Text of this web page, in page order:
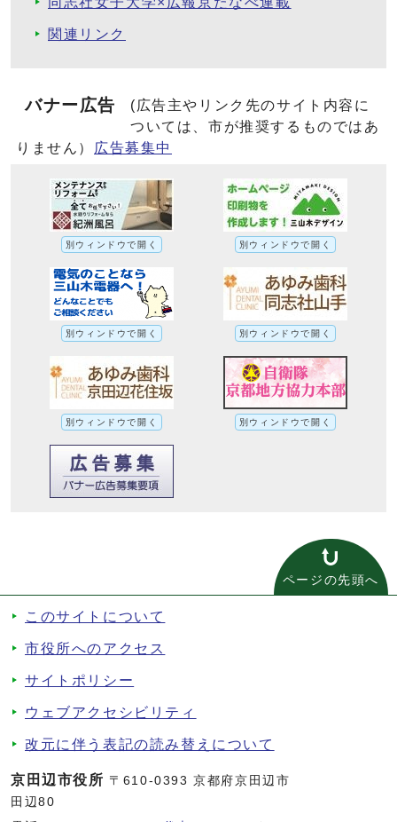
関連リンク
バナー広告
(広告主やリンク先のサイト内容に
ついては、市が推奨するものではあ
りません）
広告募集中
別ウィンドウで開く 別ウィンドウで開く
別ウィンドウで開く 別ウィンドウで開く
別ウィンドウで開く 別ウィンドウで開く
ページの先頭へ
このサイトについて
市役所へのアクセス
サイトポリシー
ウェブアクセシビリティ
改元に伴う表記の読み替えについて
京田辺市役所 〒610-0393 京都府京田辺市
田辺80